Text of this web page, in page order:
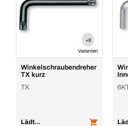
+9
Varianten
Winkelschraubendreher
TX kurz
TX
Lädt...